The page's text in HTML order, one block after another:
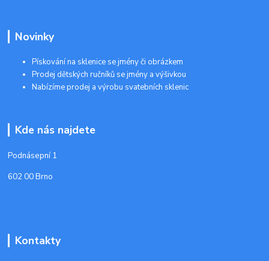
Novinky
Pískování na sklenice se jmény či obrázkem
Prodej dětských ručníků se jmény a výšivkou
Nabízíme prodej a výrobu svatebních sklenic
Kde nás najdete
Podnásepní 1
602 00 Brno
Kontakty